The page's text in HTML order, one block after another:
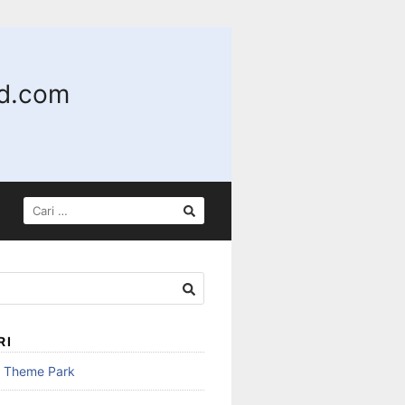
CARI
UNTUK:
Park